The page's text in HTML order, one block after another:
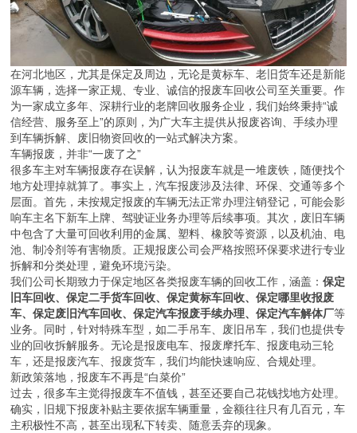
在河北地区，尤其是保定及周边，无论是黄标车、老旧货车还是新能
源车辆，选择一家正规、专业、诚信的报废车回收公司至关重要。作
为一家成立多年、深耕行业的老牌回收服务企业，我们始终秉持“诚
信经营、服务至上”的原则，为广大车主提供从报废咨询、手续办理
到车辆拆解、废旧物资回收的一站式解决方案。
车辆报废，并非“一废了之”
很多车主对车辆报废存在误解，认为报废车就是一堆废铁，随便找个
地方处理掉就算了。事实上，汽车报废涉及法律、环保、交通等多个
层面。首先，未按规定报废的车辆无法正常办理注销登记，可能会影
响车主名下新车上牌、驾驶证业务办理等后续事项。其次，废旧车辆
中包含了大量可回收利用的金属、塑料、橡胶等资源，以及机油、电
池、制冷剂等有害物质。正规报废公司会严格按照环保要求进行专业
拆解和分类处理，避免环境污染。
我们公司长期致力于保定地区各类报废车辆的回收工作，涵盖：保定
旧车回收、保定二手货车回收、保定黄标车回收、保定哪里收报废
车、保定废旧汽车回收、保定汽车报废手续办理、保定汽车解体厂等
业务。同时，针对特殊车型，如二手吊车、废旧吊车，我们也提供专
业的回收拆解服务。无论是报废电车、报废摩托车、报废电动三轮
车，还是报废汽车、报废货车，我们均能快速响应、合规处理。
新政策落地，报废车不再是“白菜价”
过去，很多车主觉得报废车不值钱，甚至还要自己花钱找地方处理。
确实，旧规下报废补贴主要依据车辆重量，金额往往只有几百元，车
主积极性不高，甚至出现私下转卖、随意丢弃的现象。